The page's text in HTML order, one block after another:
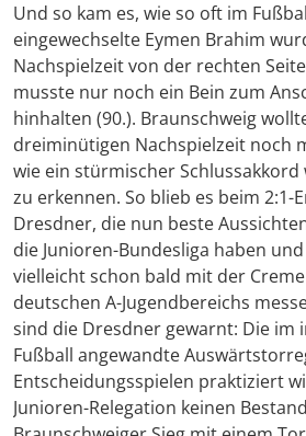
Und so kam es, wie so oft im
eingewechselte Eymen Brahim
Nachspielzeit von der rechten
musste nur noch ein Bein zum
hinhalten (90.). Braunschweig
dreiminütigen Nachspielzeit noch
wie ein stürmischer
zu erkennen. So blieb es beim 2:1-
Dresdner, die nun beste
die Junioren-Bundesliga haben
vielleicht schon bald mit der
deutschen A-Jugendbereichs
sind die Dresdner gewarnt: Die im
Fußball angewandte
Entscheidungsspielen praktiziert
Junioren-Relegation keinen